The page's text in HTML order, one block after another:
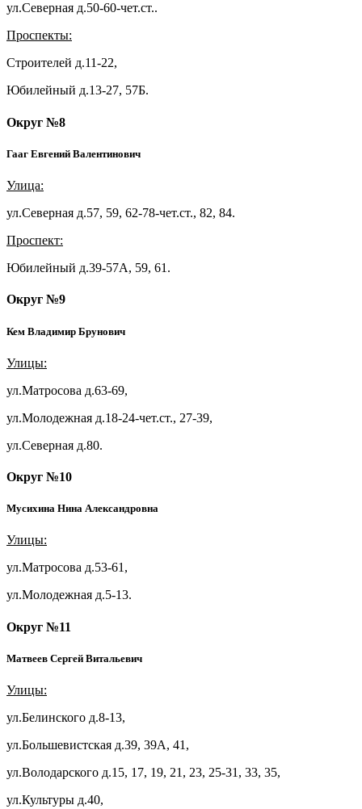
ул.Северная д.50-60-чет.ст..
Проспекты:
Строителей д.11-22,
Юбилейный д.13-27, 57Б.
Округ №8
Гааг Евгений Валентинович
Улица:
ул.Северная д.57, 59, 62-78-чет.ст., 82, 84.
Проспект:
Юбилейный д.39-57А, 59, 61.
Округ №9
Кем Владимир Брунович
Улицы:
ул.Матросова д.63-69,
ул.Молодежная д.18-24-чет.ст., 27-39,
ул.Северная д.80.
Округ №10
Мусихина Нина Александровна
Улицы:
ул.Матросова д.53-61,
ул.Молодежная д.5-13.
Округ №11
Матвеев Сергей Витальевич
Улицы:
ул.Белинского д.8-13,
ул.Большевистская д.39, 39А, 41,
ул.Володарского д.15, 17, 19, 21, 23, 25-31, 33, 35,
ул.Культуры д.40,